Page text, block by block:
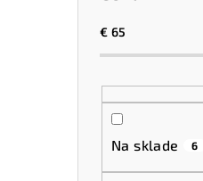
€ 65
Na sklade 6